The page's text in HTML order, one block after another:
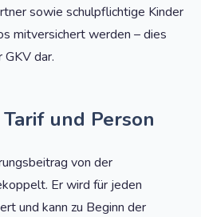
sowie schulpflichtige Kinder
mitversichert werden – dies
dar.
und Person
von der
Er wird für jeden
und kann zu Beginn der